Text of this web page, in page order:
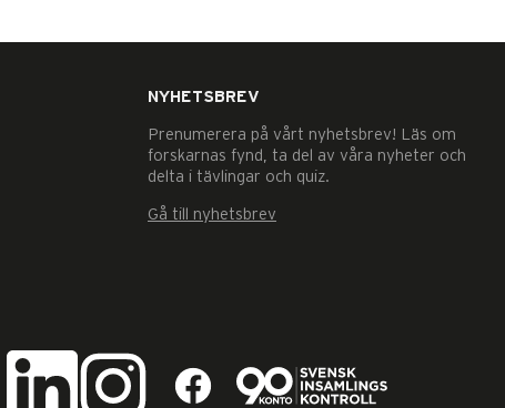
NYHETSBREV
Prenumerera på vårt nyhetsbrev! Läs om
forskarnas fynd, ta del av våra nyheter och
delta i tävlingar och quiz.
Gå till nyhetsbrev